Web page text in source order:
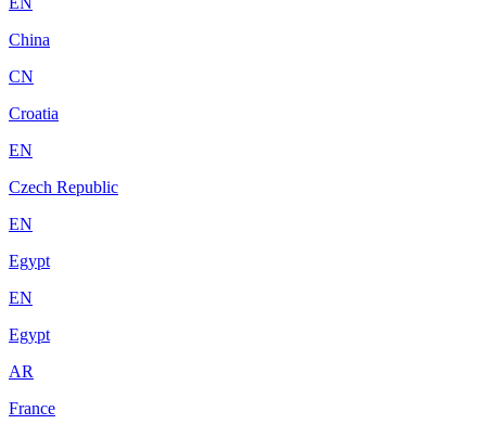
China
CN
Croatia
EN
Czech Republic
EN
Egypt
EN
Egypt
AR
France